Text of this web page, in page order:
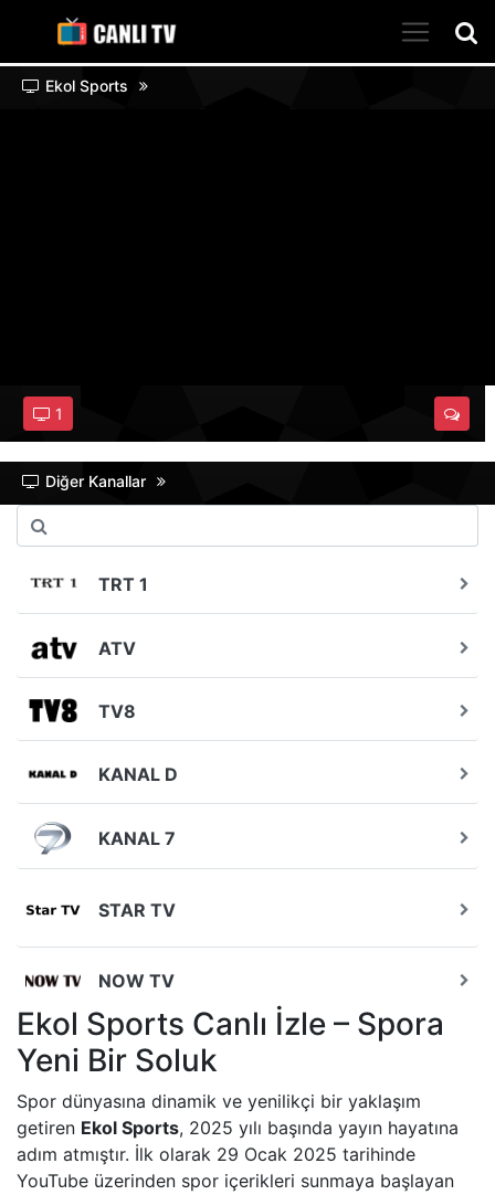
Ekol Sports
1
Diğer Kanallar
TRT 1
ATV
TV8
KANAL D
KANAL 7
STAR TV
NOW TV
BEYAZ TV
SHOW TV
A2 TV
Ekol Sports Canlı İzle – Spora
Yeni Bir Soluk
Spor dünyasına dinamik ve yenilikçi bir yaklaşım
getiren Ekol Sports, 2025 yılı başında yayın hayatına
adım atmıştır. İlk olarak 29 Ocak 2025 tarihinde
YouTube üzerinden spor içerikleri sunmaya başlayan